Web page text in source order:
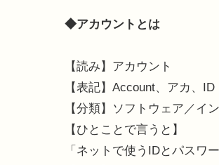
◆アカウントとは
【読み】アカウント
【表記】Account、アカ、ID
【分類】ソフトウェア／イ
【ひとことで言うと】
「ネットで使うIDとパスワ